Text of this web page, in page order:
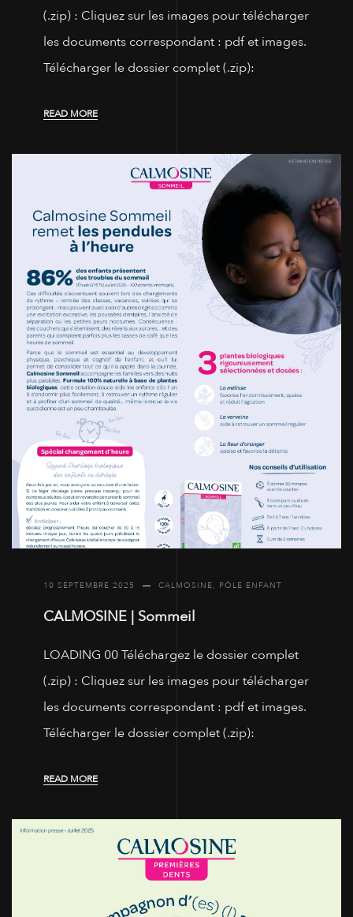
(.zip) : Cliquez sur les images pour télécharger
les documents correspondant : pdf et images.
Télécharger le dossier complet (.zip):
READ MORE
10 SEPTEMBRE 2025 CALMOSINE, PÔLE ENFANT
CALMOSINE | Sommeil
LOADING 00 Téléchargez le dossier complet
(.zip) : Cliquez sur les images pour télécharger
les documents correspondant : pdf et images.
Télécharger le dossier complet (.zip):
READ MORE